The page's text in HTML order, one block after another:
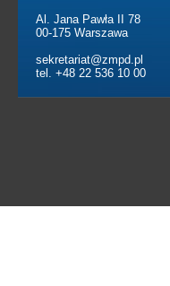
Al. Jana Pawła II 78
00-175 Warszawa
sekretariat@zmpd.pl
tel. +48 22 536 10 00